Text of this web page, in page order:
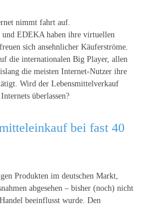
nimmt fahrt auf.
EDEKA haben ihre virtuellen
sich ansehnlicher Käuferströme.
die internationalen Big Player, allen
die meisten Internet-Nutzer ihre
Wird der Lebensmittelverkauf
überlassen?
bei fast 40
Produkten im deutschen Markt,
abgesehen – bisher (noch) nicht
beeinflusst wurde. Den